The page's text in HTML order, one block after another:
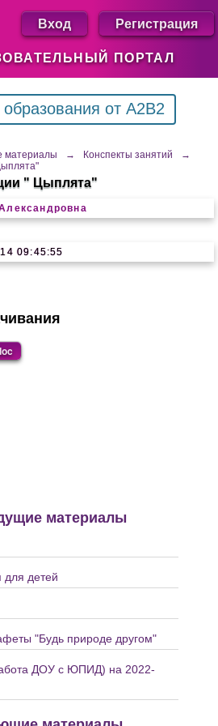
ПОРТАЛ
Вход Регистрация
от A2B2
материалы → Конспекты занятий
→
" Цыплята"
09:45:55
материалы
детей
"Будь природе другом"
ДОУ с ЮПИД) на 2022-